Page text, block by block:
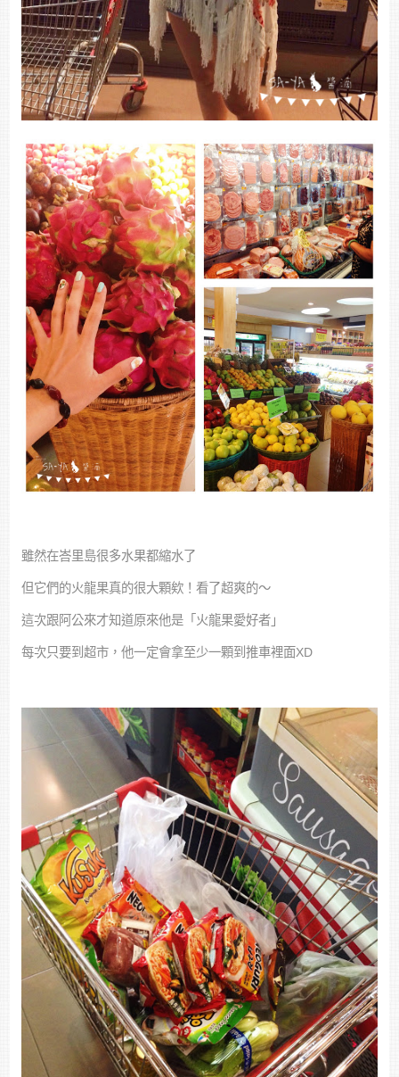
雖然在峇里島很多水果都縮水了
但它們的火龍果真的很大顆欸！看了超爽的～
這次跟阿公來才知道原來他是「火龍果愛好者」
每次只要到超市，他一定會拿至少一顆到推車裡面XD